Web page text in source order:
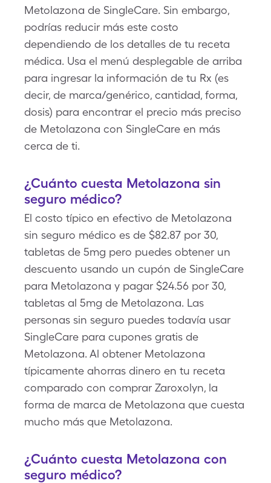
Metolazona de SingleCare. Sin embargo,
podrías reducir más este costo
dependiendo de los detalles de tu receta
médica. Usa el menú desplegable de arriba
para ingresar la información de tu Rx (es
decir, de marca/genérico, cantidad, forma,
dosis) para encontrar el precio más preciso
de Metolazona con SingleCare en más
cerca de ti.
¿Cuánto cuesta Metolazona sin
seguro médico?
El costo típico en efectivo de Metolazona
sin seguro médico es de $82.87 por 30,
tabletas de 5mg pero puedes obtener un
descuento usando un cupón de SingleCare
para Metolazona y pagar $24.56 por 30,
tabletas al 5mg de Metolazona. Las
personas sin seguro puedes todavía usar
SingleCare para cupones gratis de
Metolazona. Al obtener Metolazona
típicamente ahorras dinero en tu receta
comparado con comprar Zaroxolyn, la
forma de marca de Metolazona que cuesta
mucho más que Metolazona.
¿Cuánto cuesta Metolazona con
seguro médico?